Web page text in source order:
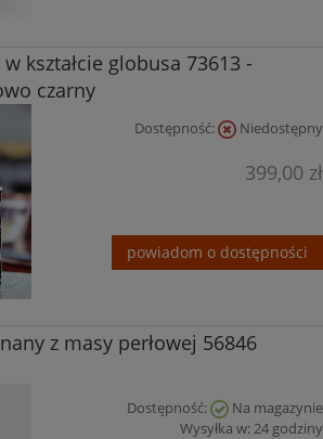
kształcie globusa 73613 -
czarny
Dostępność: Niedostępny
399,00 zł
powiadom o dostępności
z masy perłowej 56846
Dostępność:
Na magazynie
Wysyłka w: 24 godziny